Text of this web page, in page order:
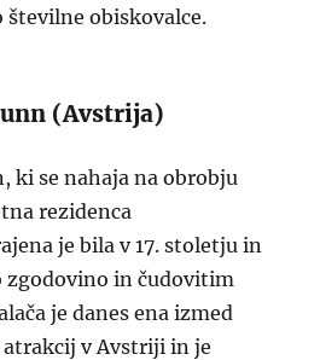
obiskovalce.
(Avstrija)
ki se nahaja na obrobju
rezidenca
je bila v 17. stoletju in
zgodovino in čudovitim
je danes ena izmed
v Avstriji in je